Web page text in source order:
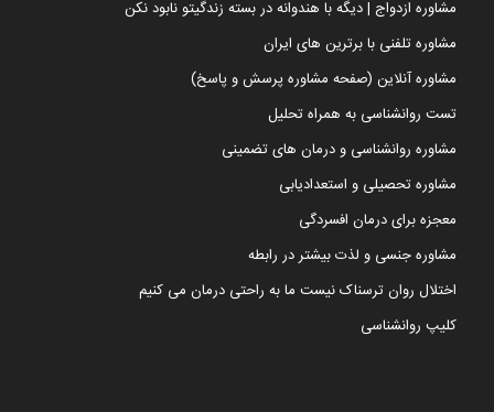
مشاوره ازدواج | دیگه با هندوانه در بسته زندگیتو نابود نکن
مشاوره تلفنی با برترین های ایران
مشاوره آنلاین (صفحه مشاوره پرسش و پاسخ)
تست روانشناسی به همراه تحلیل
مشاوره روانشناسی و درمان های تضمینی
مشاوره تحصیلی و استعدادیابی
معجزه برای درمان افسردگی
مشاوره جنسی و لذت بیشتر در رابطه
اختلال روان ترسناک نیست ما به راحتی درمان می کنیم
کلیپ روانشناسی